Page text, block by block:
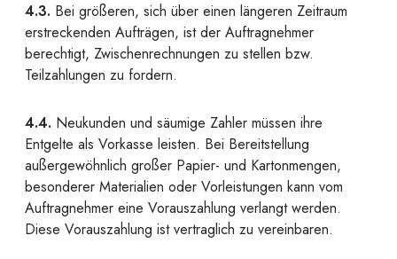
4.3. Bei größeren, sich über einen längeren Zeitraum
erstreckenden Aufträgen, ist der Auftragnehmer
berechtigt, Zwischenrechnungen zu stellen bzw.
Teilzahlungen zu fordern.
4.4. Neukunden und säumige Zahler müssen ihre
Entgelte als Vorkasse leisten. Bei Bereitstellung
außergewöhnlich großer Papier- und Kartonmengen,
besonderer Materialien oder Vorleistungen kann vom
Auftragnehmer eine Vorauszahlung verlangt werden.
Diese Vorauszahlung ist vertraglich zu vereinbaren.